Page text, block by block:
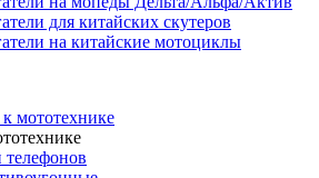
для китайских скутеров
на китайские мотоциклы
мототехнике
телефонов